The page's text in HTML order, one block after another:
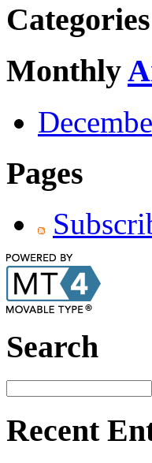
Categories
Monthly
Pages
Search
Recent